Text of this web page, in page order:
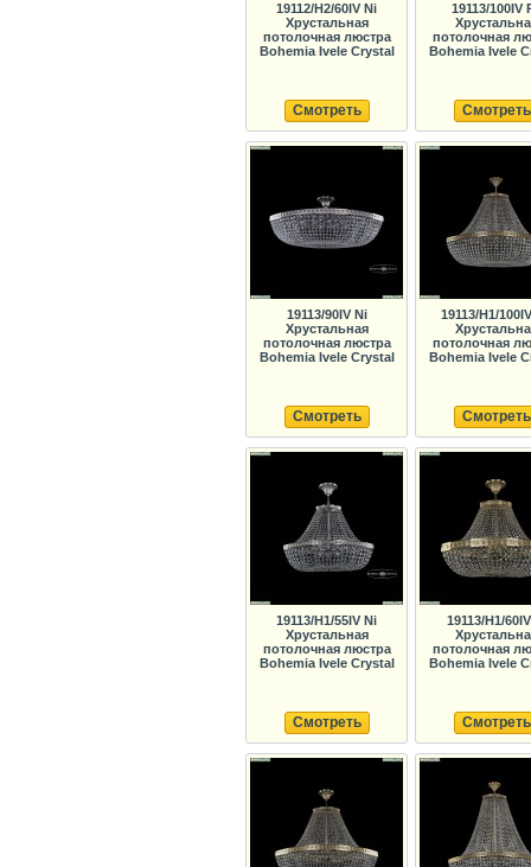
19112/H2/60IV Ni
Хрустальная
потолочная люстра
Bohemia Ivele Crystal
Смотреть
19113/100IV
потолочная
Bohemia Ivele
Смотреть
19113/90IV Ni
Хрустальная
потолочная люстра
Bohemia Ivele Crystal
Смотреть
19113/H1/
потолочная
Bohemia Ivele
Смотреть
19113/H1/55IV Ni
Хрустальная
потолочная люстра
Bohemia Ivele Crystal
Смотреть
19113/H1/
потолочная
Bohemia Ivele
Смотреть